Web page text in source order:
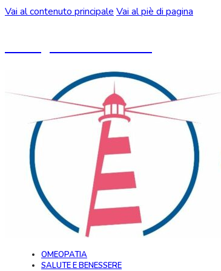
Vai al contenuto principale Vai al piè di pagina
OMEOPATIA
SALUTE E BENESSERE